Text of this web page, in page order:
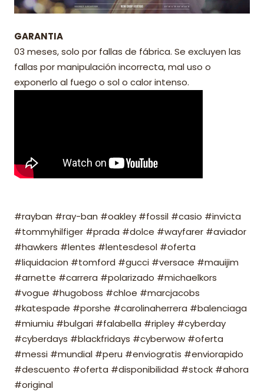
GARANTIA
03 meses, solo por fallas de fábrica. Se excluyen las
fallas por manipulación incorrecta, mal uso o
exponerlo al fuego o sol o calor intenso.
#rayban #ray-ban #oakley #fossil #casio #invicta
#tommyhilfiger #prada #dolce #wayfarer #aviador
#hawkers #lentes #lentesdesol #oferta
#liquidacion #tomford #gucci #versace #mauijim
#arnette #carrera #polarizado #michaelkors
#vogue #hugoboss #chloe #marcjacobs
#katespade #porshe #carolinaherrera #balenciaga
#miumiu #bulgari #falabella #ripley #cyberday
#cyberdays #blackfridays #cyberwow #oferta
#messi #mundial #peru #enviogratis #enviorapido
#descuento #oferta #disponibilidad #stock #ahora
#original